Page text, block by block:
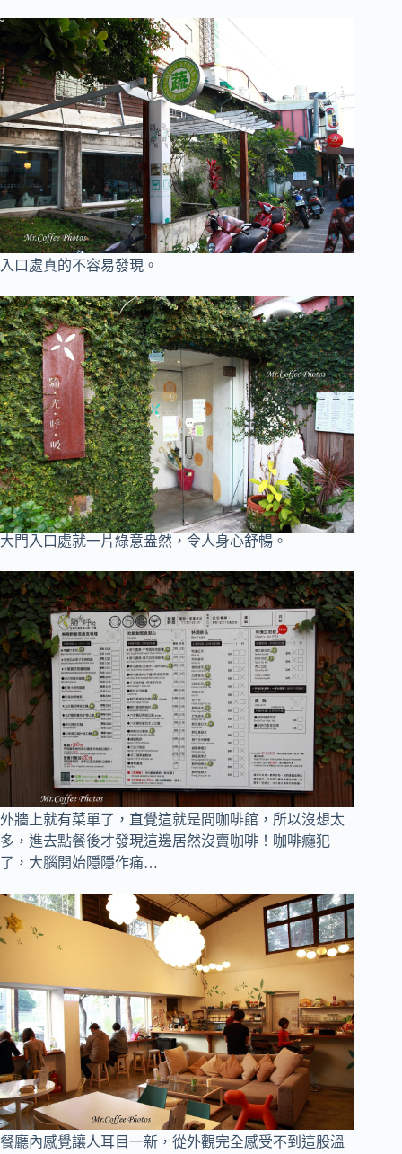
入口處真的不容易發現。
大門入口處就一片綠意盎然，令人身心舒暢。
外牆上就有菜單了，直覺這就是間咖啡館，所以沒想太
多 ， 進去點餐後才發現這邊居然沒賣咖啡！咖啡癮犯
了，大腦開始隱隱作痛…
餐廳內感覺讓人耳目一新，從外觀完全感受不到這股溫